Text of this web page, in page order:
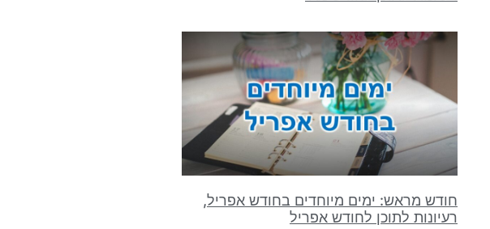
חודש מראש: ימים מיוחדים בחודש אפריל,
רעיונות לתוכן לחודש אפריל